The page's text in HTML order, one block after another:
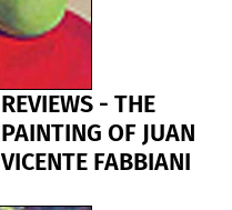
REVIEWS - THE
PAINTING OF JUAN
VICENTE FABBIANI